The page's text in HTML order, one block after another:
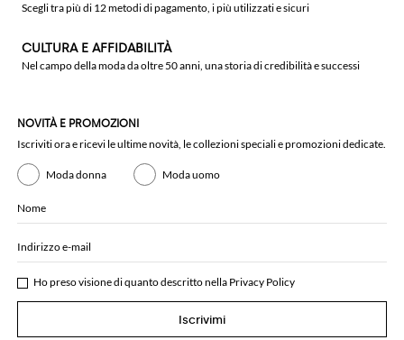
Scegli tra più di 12 metodi di pagamento, i più utilizzati e sicuri
CULTURA E AFFIDABILITÀ
Nel campo della moda da oltre 50 anni, una storia di credibilità e successi
NOVITÀ E PROMOZIONI
Iscriviti ora e ricevi le ultime novità, le collezioni speciali e promozioni dedicate.
Moda donna Moda uomo
Nome
Indirizzo e-mail
Ho preso visione di quanto descritto nella Privacy Policy
Iscrivimi